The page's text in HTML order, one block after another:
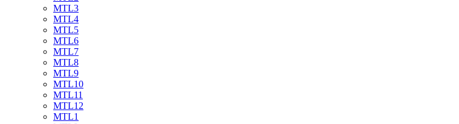
MTL3
MTL4
MTL5
MTL6
MTL7
MTL8
MTL9
MTL10
MTL11
MTL12
MTL1